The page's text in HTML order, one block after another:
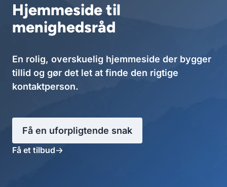
Hjemmeside til
menighedsråd
En rolig, overskuelig hjemmeside der bygger
tillid og gør det let at finde den rigtige
kontaktperson.
Få en uforpligtende snak
Få et tilbud